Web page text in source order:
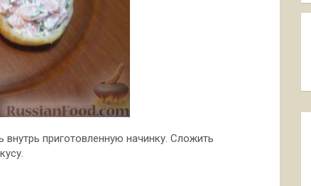
приготовленную начинку. Сложить